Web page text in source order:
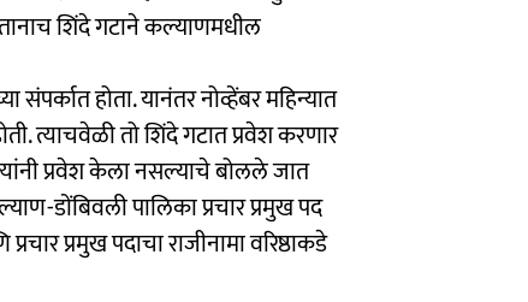
शिंदे गटाने कल्याणमधील
होता. यानंतर नोव्हेंबर महिन्यात
त्याचवेळी तो शिंदे गटात प्रवेश करणार
प्रवेश केला नसल्याचे बोलले जात
डोंबिवली पालिका प्रचार प्रमुख पद
प्रमुख पदाचा राजीनामा वरिष्ठाकडे